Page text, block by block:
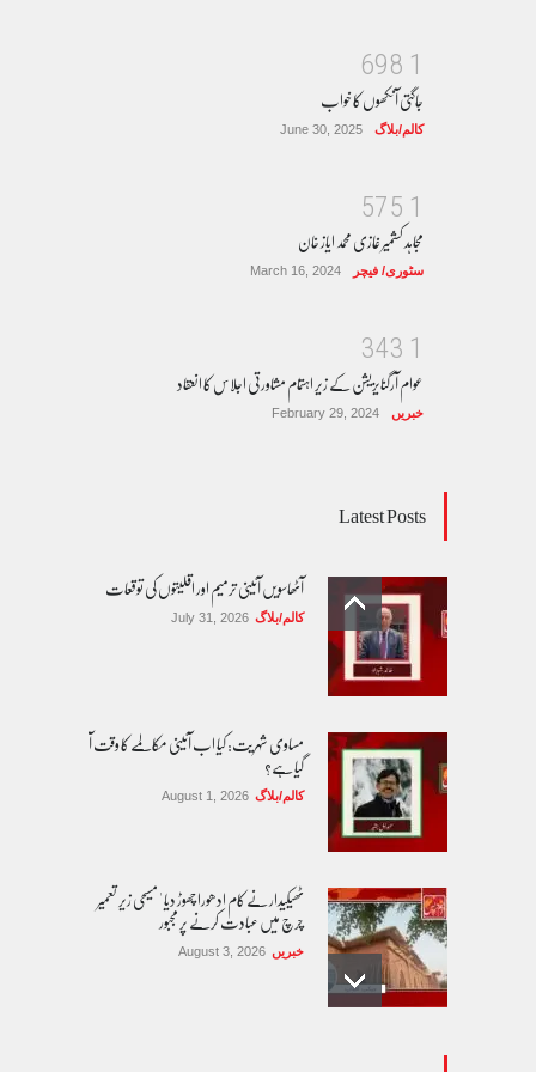
1
8
9
6
جاگتی آنکھوں کا خواب
کالم/بلاگ June 30, 2025
1
5
7
5
مجاہد کشمیر غازی محمد ایاز خان
سٹوری/ فیچر March 16, 2024
1
3
4
3
عوام آرگنایزیشن کے زیر اہتمام مشاورتی اجلاس کا انعقاد
خبریں February 29, 2024
Latest Posts
آٹھاسویں آئینی ترمیم اور اقلیتوں کی توقعات
کالم/بلاگ July 31, 2026
مساوی شہریت: کیا اب آئینی مکالمے کا وقت آ
گیا ہے؟
کالم/بلاگ August 1, 2026
ٹھیکیدار نے کام ادھورا چھوڑ دیا ' مسیحی زیر تعمیر
چرچ میں عبادت کرنے پر مجبور
خبریں August 3, 2026